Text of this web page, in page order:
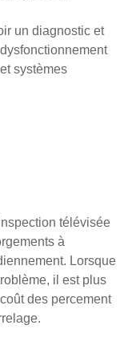
un diagnostic et
systèmes
télévisée
à
Lorsque
il est plus
des percement